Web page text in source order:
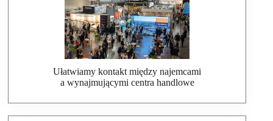
Ułatwiamy kontakt między najemcami
a wynajmującymi centra handlowe